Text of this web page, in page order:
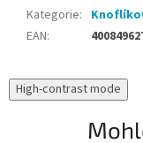
Kategorie:
EAN:
High-contrast mode